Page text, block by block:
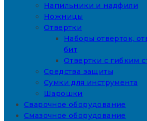
Напильники и надфили
Ножницы
Отвертки
Наборы отверток,
бит
Отвертки с гибким
Средства защиты
Сумки для инструмента
Шарошки
Сварочное оборудование
Смазочное оборудование